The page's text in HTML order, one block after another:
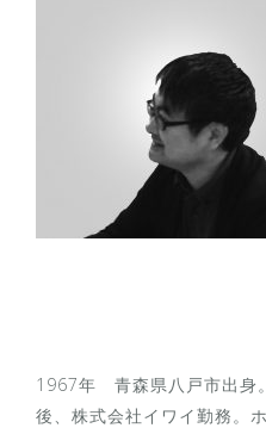
1967年 青森県八戸市出身
後、株式会社イワイ勤務。